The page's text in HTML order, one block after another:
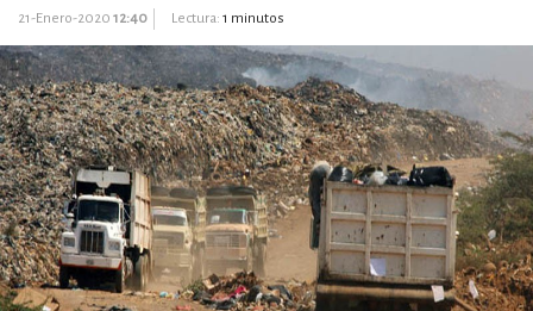
21-Enero-2020 12:40 Lectura: 1 minutos